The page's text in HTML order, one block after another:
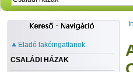
Eladó lakóingatlanok
CSALÁDI HÁZAK